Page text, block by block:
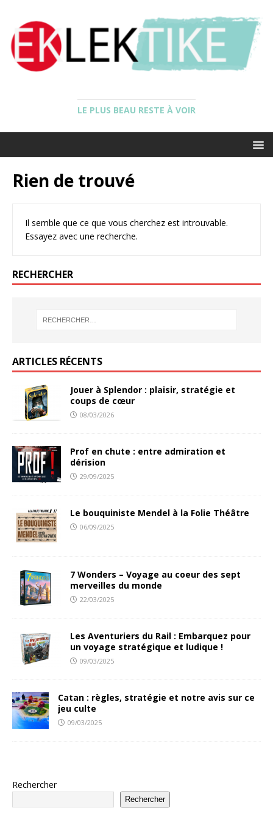
LE PLUS BEAU RESTE À VOIR
Rien de trouvé
Il semble que ce que vous cherchez est introuvable.
Essayez avec une recherche.
RECHERCHER
ARTICLES RÉCENTS
Jouer à Splendor : plaisir, stratégie et
coups de cœur
08/03/2026
Prof en chute : entre admiration et
dérision
29/09/2025
Le bouquiniste Mendel à la Folie Théâtre
06/09/2025
7 Wonders – Voyage au coeur des sept
merveilles du monde
22/03/2025
Les Aventuriers du Rail : Embarquez pour
un voyage stratégique et ludique !
09/03/2025
Catan : règles, stratégie et notre avis sur ce
jeu culte
09/03/2025
Rechercher
Rechercher